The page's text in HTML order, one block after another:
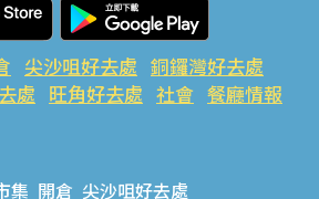
尖沙咀好去處 銅鑼灣好去處
處 旺角好去處 社會 餐廳情報
集 開倉 尖沙咀好去處